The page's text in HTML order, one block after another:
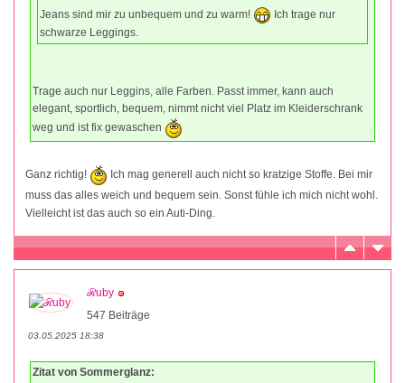
Jeans sind mir zu unbequem und zu warm!
Ich trage nur
schwarze Leggings.
Trage auch nur Leggins, alle Farben. Passt immer, kann auch
elegant, sportlich, bequem, nimmt nicht viel Platz im Kleiderschrank
weg und ist fix gewaschen
Ganz richtig!
Ich mag generell auch nicht so kratzige Stoffe. Bei mir
muss das alles weich und bequem sein. Sonst fühle ich mich nicht wohl.
Vielleicht ist das auch so ein Auti-Ding.
ℛuby
547 Beiträge
03.05.2025 18:38
Zitat von Sommerglanz: